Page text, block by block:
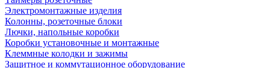
Электромонтажные изделия
Колонны, розеточные блоки
Лючки, напольные коробки
Коробки установочные и монтажные
Клеммные колодки и зажимы
Защитное и коммутационное оборудование